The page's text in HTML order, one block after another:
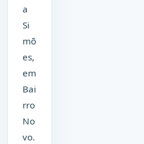
a
Si
mõ
es,
em
Bai
rro
No
vo.